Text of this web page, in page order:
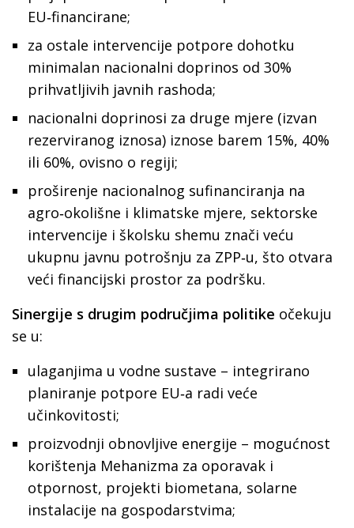
EU‑financirane;
za ostale intervencije potpore dohotku
minimalan nacionalni doprinos od 30%
prihvatljivih javnih rashoda;
nacionalni doprinosi za druge mjere (izvan
rezerviranog iznosa) iznose barem 15%, 40%
ili 60%, ovisno o regiji;
proširenje nacionalnog sufinanciranja na
agro‑okolišne i klimatske mjere, sektorske
intervencije i školsku shemu znači veću
ukupnu javnu potrošnju za ZPP‑u, što otvara
veći financijski prostor za podršku.
Sinergije s drugim područjima politike očekuju
se u:
ulaganjima u vodne sustave – integrirano
planiranje potpore EU‑a radi veće
učinkovitosti;
proizvodnji obnovljive energije – mogućnost
korištenja Mehanizma za oporavak i
otpornost, projekti biometana, solarne
instalacije na gospodarstvima;